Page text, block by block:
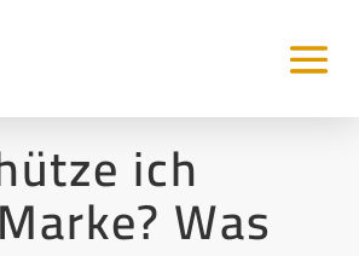
ich
Was